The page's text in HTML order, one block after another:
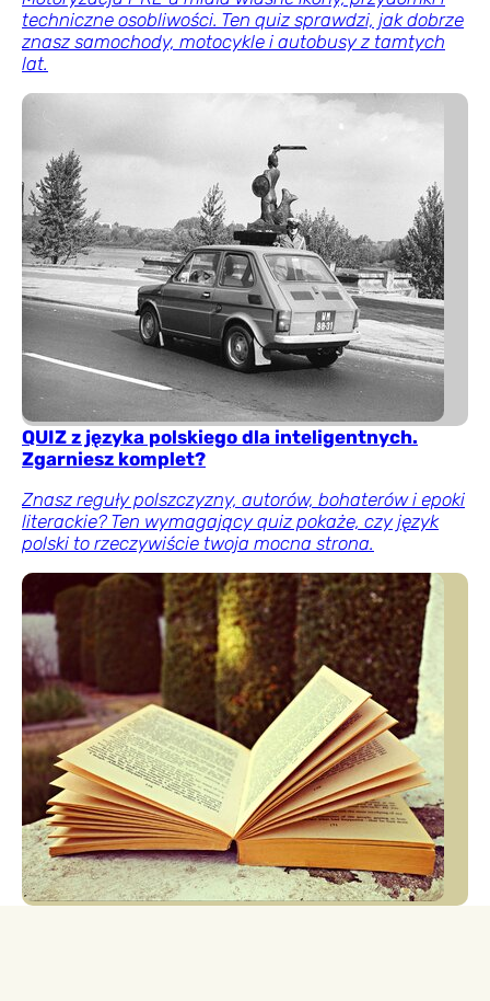
techniczne osobliwości. Ten quiz sprawdzi, jak dobrze
znasz samochody, motocykle i autobusy z tamtych
lat.
QUIZ z języka polskiego dla inteligentnych.
Zgarniesz komplet?
Znasz reguły polszczyzny, autorów, bohaterów i epoki
literackie? Ten wymagający quiz pokaże, czy język
polski to rzeczywiście twoja mocna strona.